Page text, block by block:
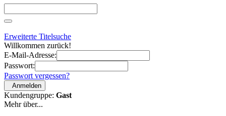
Erweiterte Titelsuche
Willkommen zurück!
E-Mail-Adresse:
Passwort:
Passwort vergessen?
Anmelden
Kundengruppe: Gast
Mehr über...